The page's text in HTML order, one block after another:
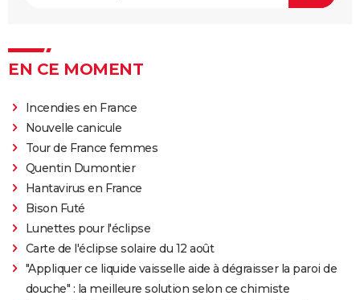
EN CE MOMENT
Incendies en France
Nouvelle canicule
Tour de France femmes
Quentin Dumontier
Hantavirus en France
Bison Futé
Lunettes pour l'éclipse
Carte de l'éclipse solaire du 12 août
"Appliquer ce liquide vaisselle aide à dégraisser la paroi de
douche" : la meilleure solution selon ce chimiste